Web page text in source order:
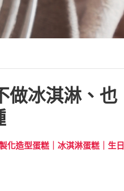
做冰淇淋、也
化造型蛋糕｜冰淇淋蛋糕｜生日